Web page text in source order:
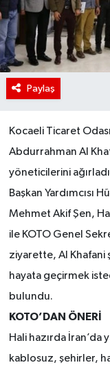
Paylaş
Kocaeli Ticaret
Abdurrahman Al
yöneticilerini
Başkan Yardımcısı
Mehmet Akif Şen,
ile KOTO Genel
ziyarette, Al Khafani
hayata geçirmek
bulundu.
KOTO’DAN ÖNERİ
Hali hazırda İran’da
kablosuz, şehirler,